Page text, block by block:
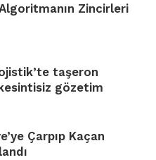
Zincirleri
taşeron
kesintisiz gözetim
Çarpıp Kaçan